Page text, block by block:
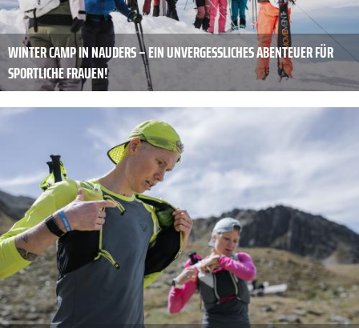
WINTER CAMP IN NAUDERS – EIN UNVERGESSLICHES ABENTEUER FÜR
SPORTLICHE FRAUEN!